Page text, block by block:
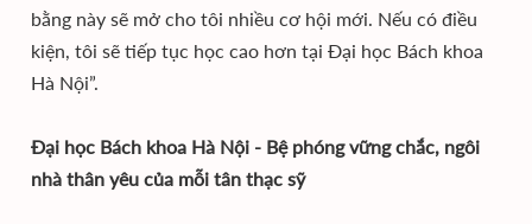
bằng này sẽ mở cho tôi nhiều cơ hội mới. Nếu có điều
kiện, tôi sẽ tiếp tục học cao hơn tại Đại học Bách khoa
Hà Nội”.
Đại học Bách khoa Hà Nội - Bệ phóng vững chắc, ngôi
nhà thân yêu của mỗi tân thạc sỹ